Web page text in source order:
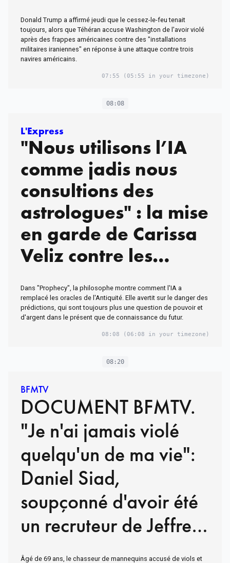
Téhéran de signer un
accord "rapidement"
Donald Trump a affirmé jeudi que le cessez-le-feu tenait
toujours, alors que Téhéran accuse Washington de l'avoir violé
après des frappes américaines contre des "installations
militaires iraniennes" en réponse à une attaque contre trois
navires américains.
07:55 (05:55 in your timezone)
08:08
L'Express
"Nous utilisons l’IA
comme jadis nous
consultions des
astrologues" : la mise
en garde de Carissa
Veliz contre les
Dans "Prophecy", la philosophe montre comment l'IA a
remplacé les oracles de l'Antiquité. Elle avertit sur le danger des
prédictions, qui sont toujours plus une question de pouvoir et
d'argent dans le présent que de connaissance du futur.
08:08 (06:08 in your timezone)
08:20
BFMTV
DOCUMENT BFMTV.
"Je n'ai jamais violé
quelqu'un de ma vie":
Daniel Siad,
soupçonné d'avoir été
un recruteur de Jeffrey
Epstein, sort du silence
Âgé de 69 ans, le chasseur de mannequins accusé de viols et